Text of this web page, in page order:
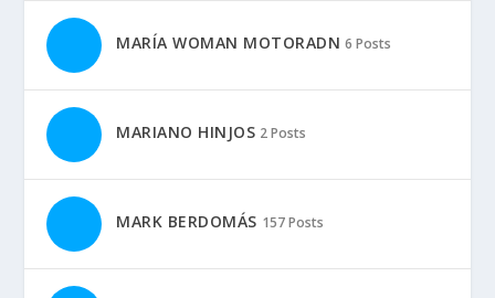
MARÍA WOMAN MOTORADN 6 Posts
MARIANO HINJOS 2 Posts
MARK BERDOMÁS 157 Posts